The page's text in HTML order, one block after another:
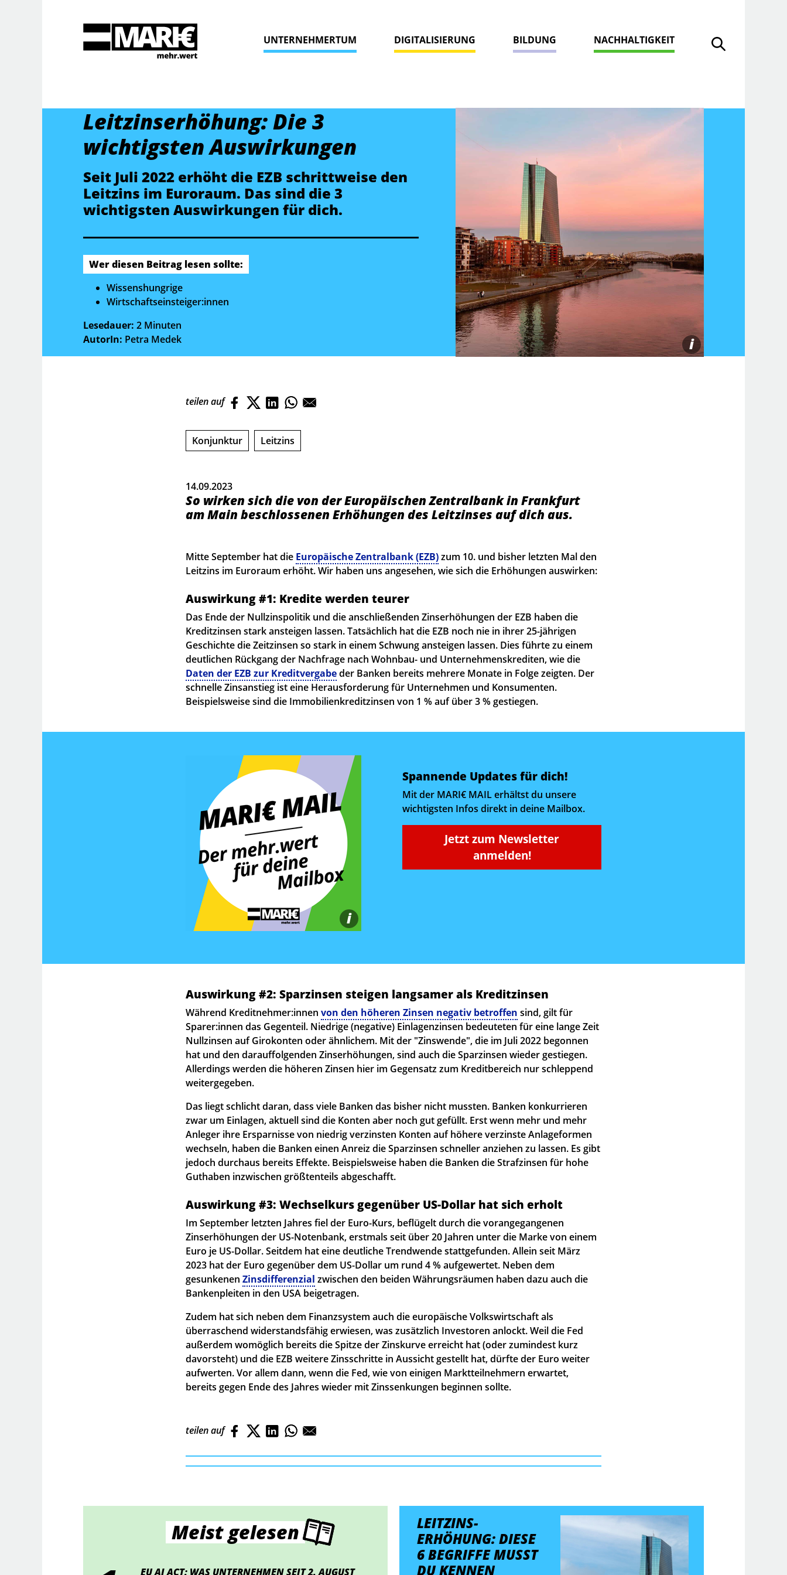
Suche öffnen
Suche
UNTERNEHMERTUM DIGITALISIERUNG BILDUNG NACHHALTIGKEIT
Leitzins­erhöhung: Die 3
wichtigsten Auswirkungen
Seit Juli 2022 erhöht die EZB schrittweise den
Leitzins im Euroraum. Das sind die 3
wichtigsten Auswirkungen für dich.
Wer diesen Beitrag lesen sollte:
Wissenshungrige
Wirtschaftseinsteiger:innen
Lesedauer: 2 Minuten
AutorIn: Petra Medek i
teilen auf
Konjunktur Leitzins
14.09.2023
So wirken sich die von der Europäischen Zentralbank in Frankfurt
am Main beschlossenen Erhöhungen des Leitzinses auf dich aus.
Mitte September hat die Europäische Zentralbank (EZB)zum 10. und bisher letzten Mal den
Leitzins im Euroraum erhöht. Wir haben uns angesehen, wie sich die Erhöhungen auswirken:
Auswirkung #1: Kredite werden teurer
Das Ende der Nullzinspolitik und die anschließenden Zinserhöhungen der EZB haben die
Kreditzinsen stark ansteigen lassen. Tatsächlich hat die EZB noch nie in ihrer 25-jährigen
Geschichte die Zeitzinsen so stark in einem Schwung ansteigen lassen. Dies führte zu einem
deutlichen Rückgang der Nachfrage nach Wohnbau- und Unternehmenskrediten, wie die
Daten der EZB zur Kreditvergabeder Banken bereits mehrere Monate in Folge zeigten. Der
schnelle Zinsanstieg ist eine Herausforderung für Unternehmen und Konsumenten.
Beispielsweise sind die Immobilienkreditzinsen von 1 % auf über 3 % gestiegen.
i
Spannende Updates für dich!
Mit der MARI€ MAIL erhältst du unsere
wichtigsten Infos direkt in deine Mailbox.
Jetzt zum Newsletter
anmelden!
Auswirkung #2: Sparzinsen steigen langsamer als Kreditzinsen
Während Kreditnehmer:innen von den höheren Zinsen negativ betroffen sind, gilt für
Sparer:innen das Gegenteil. Niedrige (negative) Einlagenzinsen bedeuteten für eine lange Zeit
Nullzinsen auf Girokonten oder ähnlichem. Mit der "Zinswende", die im Juli 2022 begonnen
hat und den darauffolgenden Zinserhöhungen, sind auch die Sparzinsen wieder gestiegen.
Allerdings werden die höheren Zinsen hier im Gegensatz zum Kreditbereich nur schleppend
weitergegeben.
Das liegt schlicht daran, dass viele Banken das bisher nicht mussten. Banken konkurrieren
zwar um Einlagen, aktuell sind die Konten aber noch gut gefüllt. Erst wenn mehr und mehr
Anleger ihre Ersparnisse von niedrig verzinsten Konten auf höhere verzinste Anlageformen
wechseln, haben die Banken einen Anreiz die Sparzinsen schneller anziehen zu lassen. Es gibt
jedoch durchaus bereits Effekte. Beispielsweise haben die Banken die Strafzinsen für hohe
Guthaben inzwischen größtenteils abgeschafft.
Auswirkung #3: Wechselkurs gegenüber US-Dollar hat sich erholt
Im September letzten Jahres fiel der Euro-Kurs, beflügelt durch die vorangegangenen
Zinserhöhungen der US-Notenbank, erstmals seit über 20 Jahren unter die Marke von einem
Euro je US-Dollar. Seitdem hat eine deutliche Trendwende stattgefunden. Allein seit März
2023 hat der Euro gegenüber dem US-Dollar um rund 4 % aufgewertet. Neben dem
gesunkenen Zinsdifferenzial zwischen den beiden Währungsräumen haben dazu auch die
Bankenpleiten in den USA beigetragen.
Zudem hat sich neben dem Finanzsystem auch die europäische Volkswirtschaft als
überraschend widerstandsfähig erwiesen, was zusätzlich Investoren anlockt. Weil die Fed
außerdem womöglich bereits die Spitze der Zinskurve erreicht hat (oder zumindest kurz
davorsteht) und die EZB weitere Zinsschritte in Aussicht gestellt hat, dürfte der Euro weiter
aufwerten. Vor allem dann, wenn die Fed, wie von einigen Marktteilnehmern erwartet,
bereits gegen Ende des Jahres wieder mit Zinssenkungen beginnen sollte.
teilen auf
Meist gelesen
EU AI ACT: WAS UNTERNEHMEN SEIT 2. AUGUST
LEITZINS­
ERHÖHUNG: DIESE
6 BEGRIFFE MUSST
DU KENNEN